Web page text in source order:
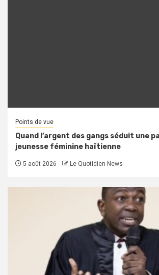
Points de vue
Quand l’argent des gangs séduit une
jeunesse féminine haïtienne
5 août 2026 Le Quotidien News